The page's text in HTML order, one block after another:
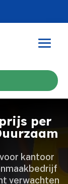
per
kantoor
verwachten